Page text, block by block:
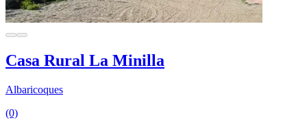
Casa Rural La Minilla
Albaricoques
(0)